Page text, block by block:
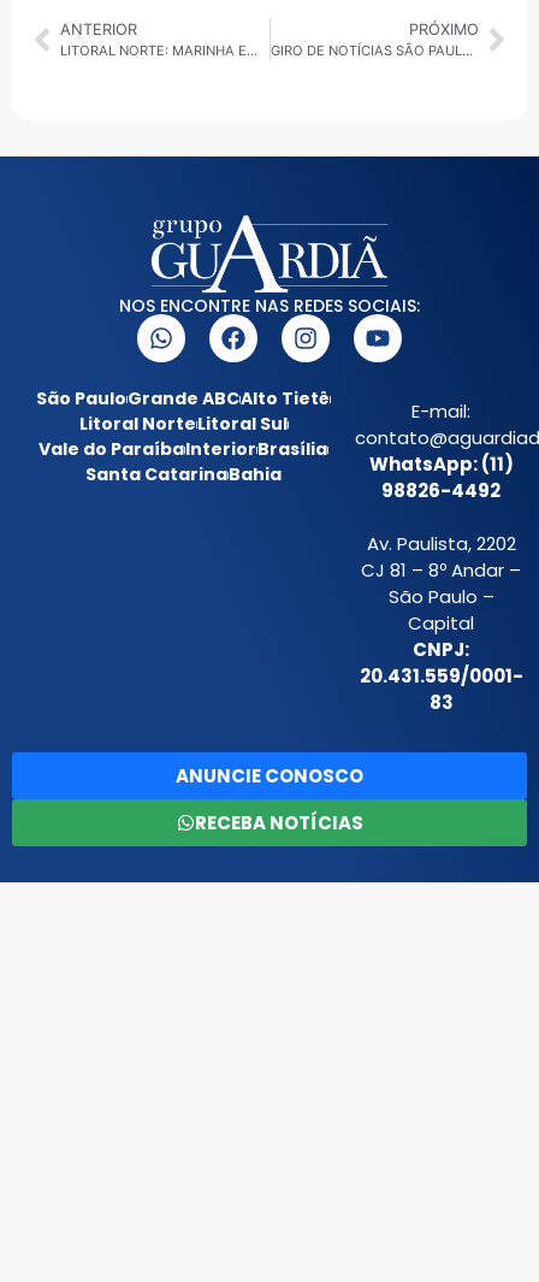
ANTERIOR
LITORAL NORTE: MARINHA EMITE ALERTA PARA VENTOS DE ATÉ 75 KM/H ENTRE OS DIAS 18 E 19 DE OUTUBRO
PRÓXIMO
GIRO DE NOTÍCIAS SÃO PAULO 17/10: FRENTE FRIA, CRISE DO METANOL, VIOLÊNCIA, INVESTIGAÇÃO E SAÚDE
NOS ENCONTRE NAS REDES SOCIAIS:
São PauloGrande ABCAlto Tietê
Litoral NorteLitoral Sul
Vale do ParaíbaInteriorBrasília
Santa CatarinaBahia
E-mail:
WhatsApp: (11)
98826-4492
Av. Paulista, 2202
CJ 81 – 8º Andar –
São Paulo –
Capital
CNPJ:
20.431.559/0001-
83
ANUNCIE CONOSCO
RECEBA NOTÍCIAS